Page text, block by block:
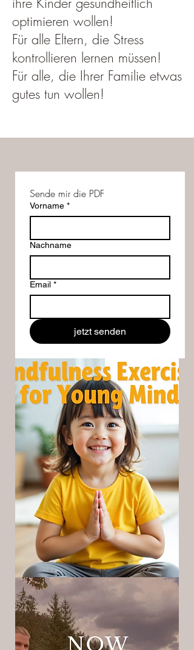
optimieren wollen!​​
Für alle Eltern, die Stress
kontrollieren lernen müssen!
Für alle, die Ihrer Familie etwas
gutes tun wollen!
Sende mir die PDF
Vorname *
Nachname
Email *
jetzt senden